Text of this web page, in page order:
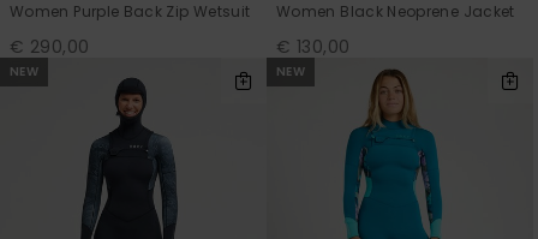
Women Purple Back Zip Wetsuit
€ 290,00
Women Black Neoprene Jacket
€ 130,00
NEW NEW